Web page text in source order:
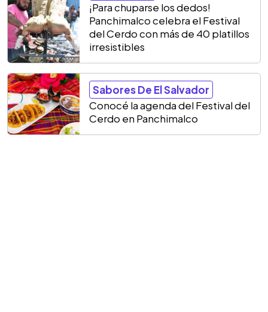
¡Para chuparse los dedos!
Panchimalco celebra el Festival
del Cerdo con más de 40 platillos
irresistibles
Sabores De El Salvador
Conocé la agenda del Festival del
Cerdo en Panchimalco